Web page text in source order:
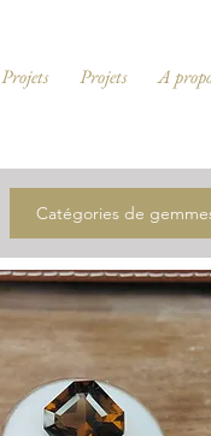
Projets Projets A
Catégories de